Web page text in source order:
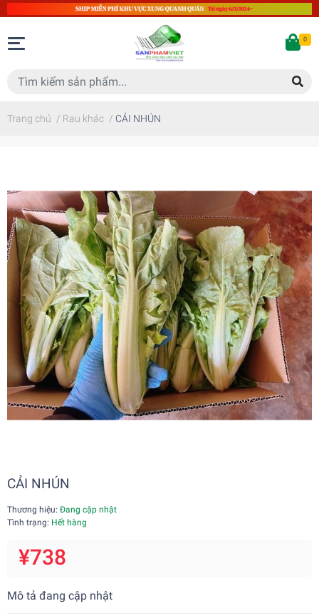
0
Trang chủ / Rau khác / CẢI NHÚN
CẢI NHÚN
Thương hiệu: Đang cập nhật
Tình trạng: Hết hàng
¥738
Mô tả đang cập nhật